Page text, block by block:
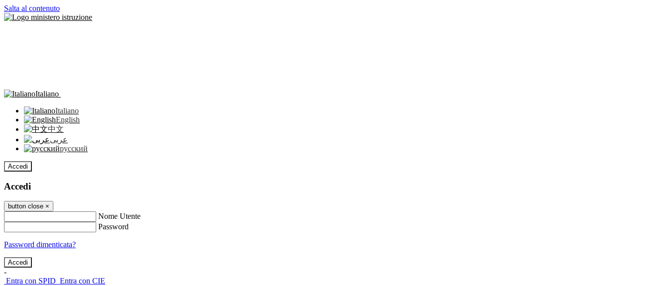
Salta al contenuto
Italiano
Italiano
English
中文
عربى
русский
Accedi
Accedi
button close ×
Nome Utente
Password
Password dimenticata?
-
Entra con SPID Entra con CIE